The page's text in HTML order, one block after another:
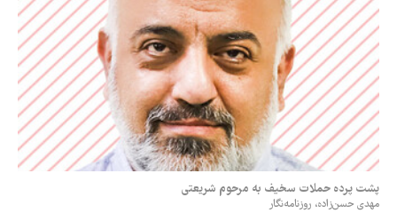
پشت پرده حملات سخیف به مرحوم شریعتی
مهدی حسن‌زاده، روزنامه‌نگار